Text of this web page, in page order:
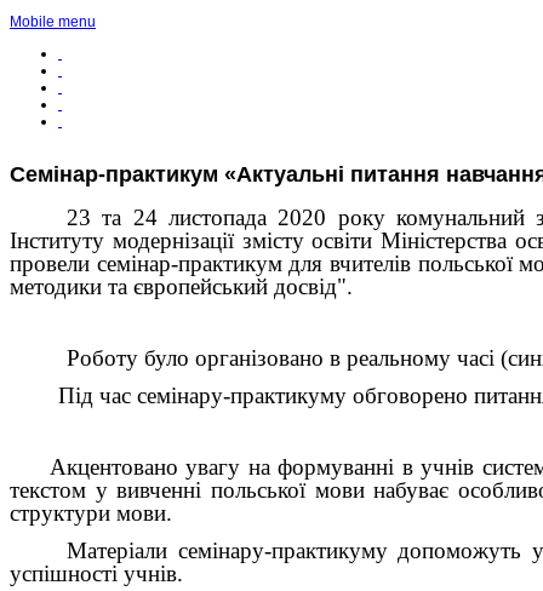
Mobile menu
Семінар-практикум «Актуальні питання
23 та 24 листопада 2020 року комунальний
Інституту модернізації змісту освіти
провели семінар-практикум для вчителів польської
методики та європейський досвід".
Роботу було організовано в реальному часі
Під час семінару-практикуму обговорено питання
Акцентовано увагу на формуванні в учнів
текстом у вивченні польської мови набуває
структури мови.
Матеріали семінару-практикуму допоможуть
успішності учнів.